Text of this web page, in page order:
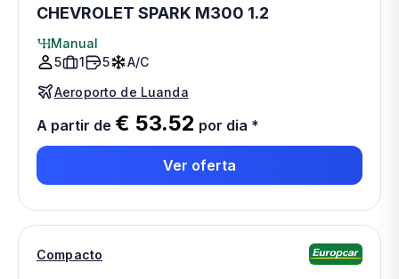
CHEVROLET SPARK M300 1.2
Manual
5
1 5
A/C
Aeroporto de Luanda
A partir de € 53.52 por dia *
Ver oferta
Compacto